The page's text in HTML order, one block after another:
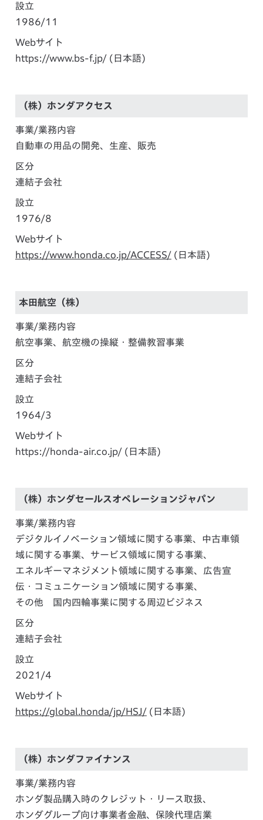
設立
1986/11
Webサイト
https://www.bs-f.jp/(日本語)
（株）ホンダアクセス
事業/業務内容
自動車の用品の開発、生産、販売
区分
連結子会社
設立
1976/8
Webサイト
https://www.honda.co.jp/ACCESS/(日本語)
本田航空（株）
事業/業務内容
航空事業、航空機の操縦・整備教習事業
区分
連結子会社
設立
1964/3
Webサイト
https://honda-air.co.jp/(日本語)
（株）ホンダセールスオペレーションジャパン
事業/業務内容
デジタルイノベーション領域に関する事業、中古車領
域に関する事業、サービス領域に関する事業、
エネルギーマネジメント領域に関する事業、広告宣
伝・コミュニケーション領域に関する事業、
その他 国内四輪事業に関する周辺ビジネス
区分
連結子会社
設立
2021/4
Webサイト
https://global.honda/jp/HSJ/(日本語)
（株）ホンダファイナンス
事業/業務内容
ホンダ製品購入時のクレジット・リース取扱、
ホンダグループ向け事業者金融、保険代理店業